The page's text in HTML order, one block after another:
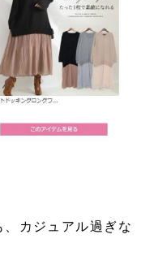
カジュアル過ぎな